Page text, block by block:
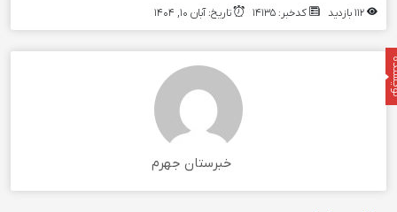
کدخبر: 14135 تاریخ: آبان 10, 1404
خبرستان جهرم